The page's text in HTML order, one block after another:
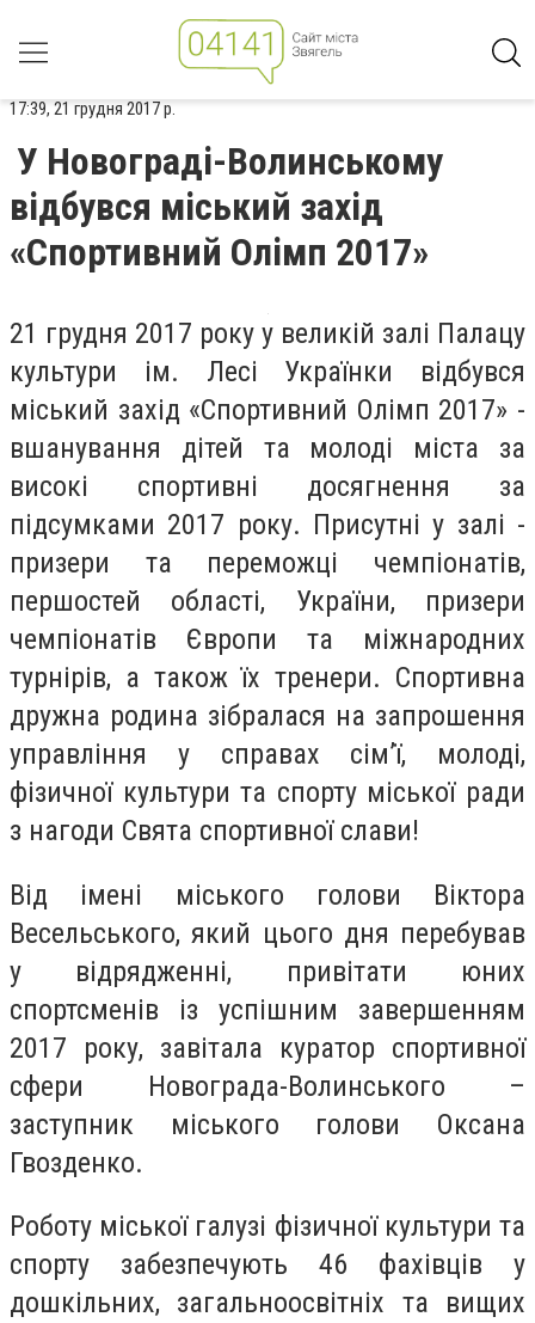
17:39, 21 грудня 2017 р.
У Новограді-Волинському
відбувся міський захід
«Спортивний Олімп 2017»
21 грудня 2017 року у великій залі Палацу
культури ім. Лесі Українки відбувся
міський захід «Спортивний Олімп 2017» -
вшанування дітей та молоді міста за
високі спортивні досягнення за
підсумками 2017 року. Присутні у залі -
призери та переможці чемпіонатів,
першостей області, України, призери
чемпіонатів Європи та міжнародних
турнірів, а також їх тренери. Спортивна
дружна родина зібралася на запрошення
управління у справах сім’ї, молоді,
фізичної культури та спорту міської ради
з нагоди Свята спортивної слави!
Від імені міського голови Віктора
Весельського, який цього дня перебував
у відрядженні, привітати юних
спортсменів із успішним завершенням
2017 року, завітала куратор спортивної
сфери Новограда-Волинського –
заступник міського голови Оксана
Гвозденко.
Роботу міської галузі фізичної культури та
спорту забезпечують 46 фахівців у
дошкільних, загальноосвітніх та вищих